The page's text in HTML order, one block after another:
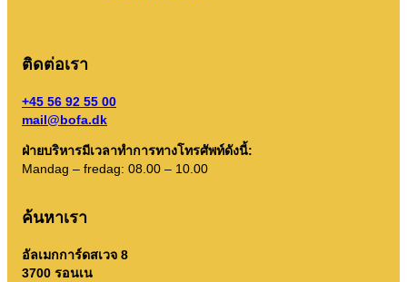
ถังขยะของฉัน
การล้างปฏิทินฯลฯ
คำแนะนำการเรียงลำดับ
ติดต่อเรา
+45 56 92 55 00
mail@bofa.dk
ฝ่ายบริหารมีเวลาทำการทางโทรศัพท์ดังนี้:
Mandag – fredag: 08.00 – 10.00
ค้นหาเรา
อัลเมกการ์ดสเวจ 8
3700 รอนเน